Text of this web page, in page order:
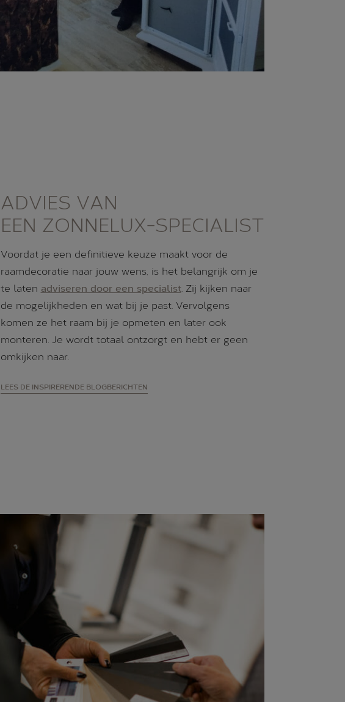
ADVIES VAN
EEN ZONNELUX-SPECIALIST
Voordat je een definitieve keuze maakt voor de
raamdecoratie naar jouw wens, is het belangrijk om je
te laten adviseren door een specialist. Zij kijken naar
de mogelijkheden en wat bij je past. Vervolgens
komen ze het raam bij je opmeten en later ook
monteren. Je wordt totaal ontzorgt en hebt er geen
omkijken naar.
LEES DE INSPIRERENDE BLOGBERICHTEN